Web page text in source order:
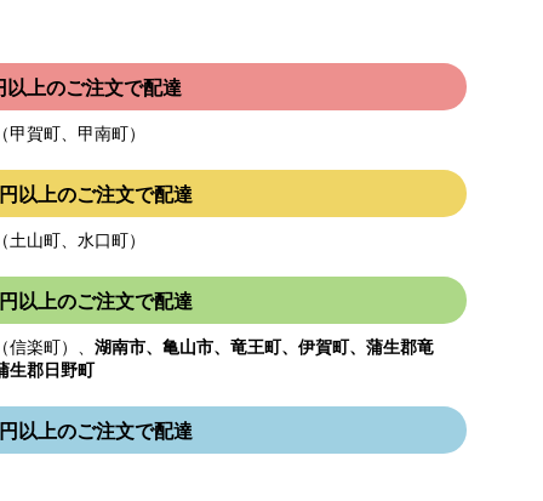
以上のご注文で配達
甲賀町、甲南町）
以上のご注文で配達
土山町、水口町）
以上のご注文で配達
信楽町）、 湖南市、亀山市、竜王町、伊賀町、蒲生郡竜
生郡日野町
以上のご注文で配達